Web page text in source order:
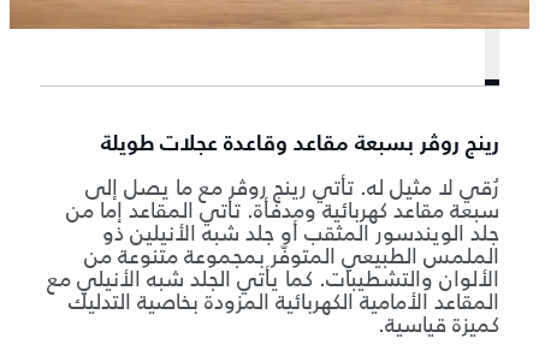
رينج روڤر بسبعة مقاعد وقاعدة عجلات طويلة
رُقي لا مثيل له. تأتي رينج روڤر مع ما يصل إلى
سبعة مقاعد كهربائية ومدفأة. تأتي المقاعد إما من
جلد الويندسور المثقب أو جلد شبه الأنيلين ذو
الملمس الطبيعي المتوفّر بمجموعة متنوعة من
الألوان والتشطيبات. كما يأتي الجلد شبه الأنيلي مع
المقاعد الأمامية الكهربائية المزودة بخاصية التدليك
كميزة قياسية.